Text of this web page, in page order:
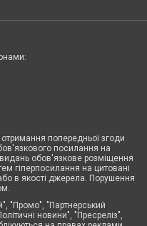
попередньої згоди
посилання на
видань обов'язкове розміщення
гіперпосилання на цитовані
в якості джерела. Порушення
"Промо", "Партнерський
новини", "Пресреліз",